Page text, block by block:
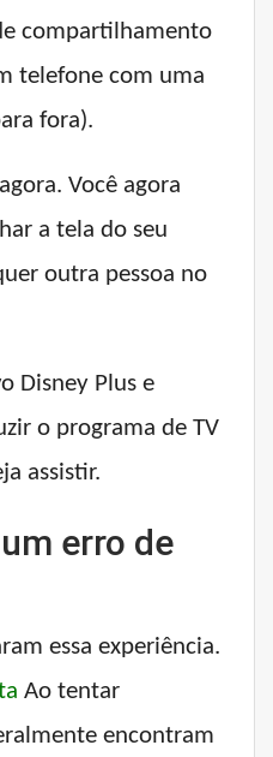
compartilhamento
telefone com uma
fora).
Você agora
a tela do seu
outra pessoa no
Disney Plus e
o programa de TV
assistir.
erro de
essa experiência.
Ao tentar
encontram